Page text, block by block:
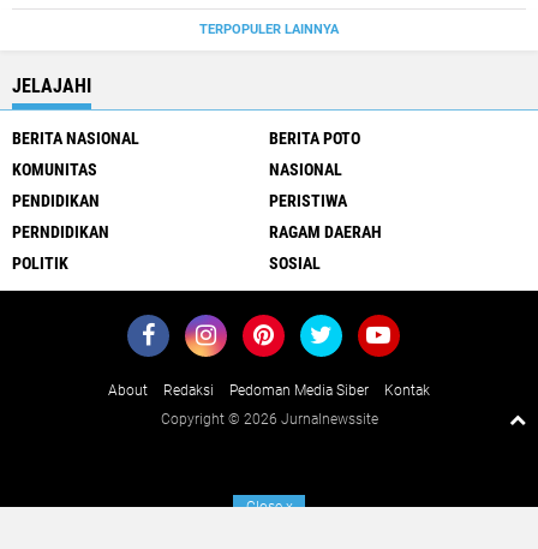
TERPOPULER LAINNYA
JELAJAHI
BERITA NASIONAL
BERITA POTO
KOMUNITAS
NASIONAL
PENDIDIKAN
PERISTIWA
PERNDIDIKAN
RAGAM DAERAH
POLITIK
SOSIAL
About Redaksi Pedoman Media Siber
Kontak
Copyright © 2026 Jurnalnewssite
Closex